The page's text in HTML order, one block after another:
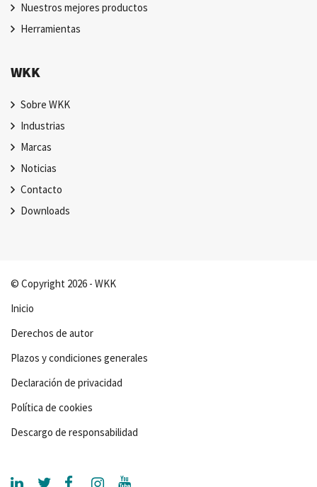
Nuestros mejores productos
Herramientas
WKK
Sobre WKK
Industrias
Marcas
Noticias
Contacto
Downloads
© Copyright 2026 - WKK
Inicio
Derechos de autor
Plazos y condiciones generales
Declaración de privacidad
Política de cookies
Descargo de responsabilidad